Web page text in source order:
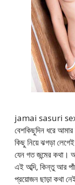
jamai sasuri sex
বেশকিছুদিন ধরে
কিছু নিয়ে ঝগড়া
যেন গত জন্মের
এই অব্দি, কিন্তু আর
প্রয়োজন ছাড়া কথা